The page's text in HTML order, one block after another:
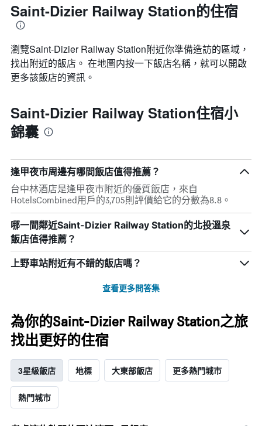
Saint-Dizier Railway Station的住宿
瀏覽Saint-Dizier Railway Station​附近你準備造訪的區域，
找出附近的飯店。 在地圖内按一下飯店名稱，就可以開啟
更多該飯店的資訊。
Saint-Dizier Railway Station住宿小
錦囊
逢甲夜市周邊有哪間飯店值得推薦？
台中林酒店是逢甲夜市附近的優質飯店，來自
HotelsCombined用戶的3,705則評價給它的分數為8.8。
哪一間鄰近Saint-Dizier Railway Station的北投溫泉
飯店值得推薦？
上野車站附近有不錯的飯店嗎？
查看更多問答集
為你的Saint-Dizier Railway Station之旅
找出更好的住宿
3星級飯店 地標 大東部飯店 更多熱門城市
熱門城市